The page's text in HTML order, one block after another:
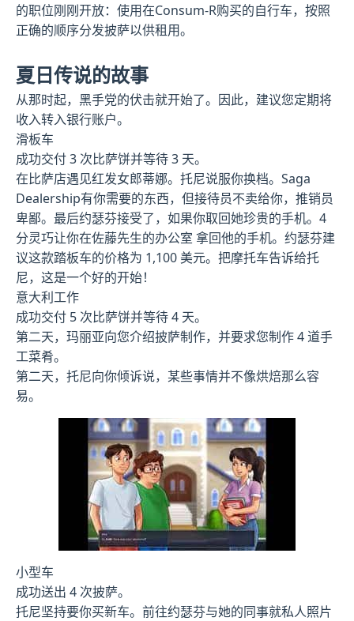
的职位刚刚开放：使用在Consum-R购买的自行车，按照
正确的顺序分发披萨以供租用。
夏日传说的故事
从那时起，黑手党的伏击就开始了。因此，建议您定期将
收入转入银行账户。
滑板车
成功交付 3 次比萨饼并等待 3 天。
在比萨店遇见红发女郎蒂娜。托尼说服你换档。Saga
Dealership有你需要的东西，但接待员不卖给你，推销员
卑鄙。最后约瑟芬接受了，如果你取回她珍贵的手机。4
分灵巧让你在佐藤先生的办公室 拿回他的手机。约瑟芬建
议这款踏板车的价格为 1,100 美元。把摩托车告诉给托
尼，这是一个好的开始！
意大利工作
成功交付 5 次比萨饼并等待 4 天。
第二天，玛丽亚向您介绍披萨制作，并要求您制作 4 道手
工菜肴。
第二天，托尼向你倾诉说，某些事情并不像烘焙那么容
易。
小型车
成功送出 4 次披萨。
托尼坚持要你买新车。前往约瑟芬与她的同事就私人照片